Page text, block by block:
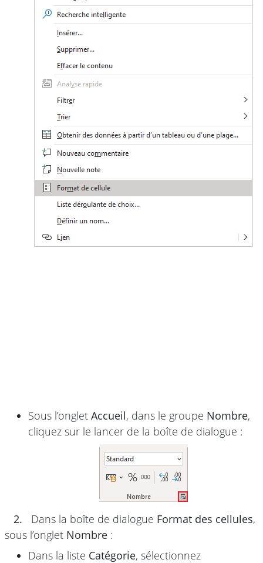
Sous l’onglet Accueil, dans le groupe Nombre,
cliquez sur le lancer de la boîte de dialogue :
2. Dans la boîte de dialogue Format des cellules,
sous l’onglet Nombre :
Dans la liste Catégorie, sélectionnez